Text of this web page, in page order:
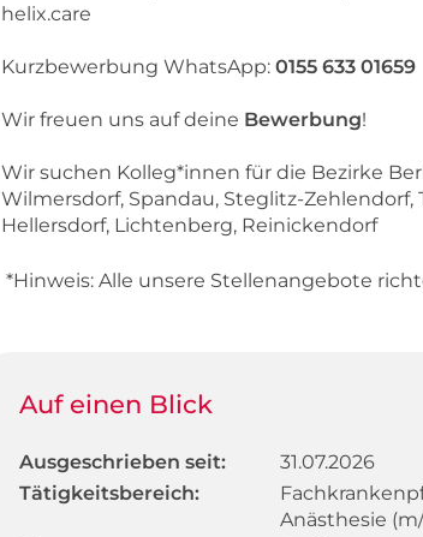
helix.care
Kurzbewerbung WhatsApp: 0155 633 01659
Wir freuen uns auf deine Bewerbung!
Wir suchen Kolleg*innen für die Bezirke
Wilmersdorf, Spandau, Steglitz-
Hellersdorf, Lichtenberg, Reinickendorf
*Hinweis: Alle unsere Stellenangebote
Auf einen Blick
Ausgeschrieben seit:
31.07.2026
Tätigkeitsbereich:
Anästhesie